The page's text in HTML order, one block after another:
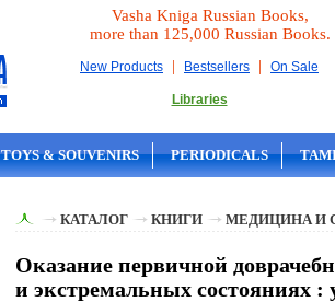
Vasha Kniga Russian Books,
more than 125,000 Russian Books.
New Products | Bestsellers | On Sale
Libraries
TOYS & SOUVENIRS PERIODICALS
КАТАЛОГ КНИГИ МЕДИЦИНА И
Оказание первичной
и экстремальных состояниях